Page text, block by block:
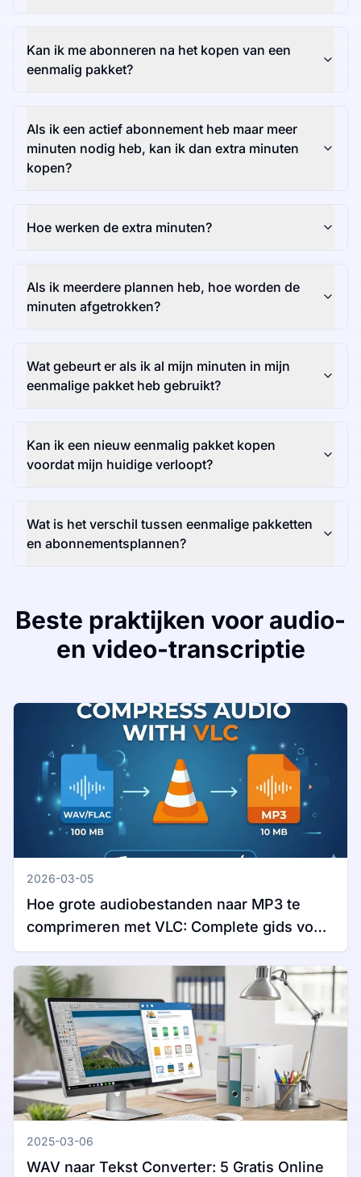
Kan ik me abonneren na het kopen van een
eenmalig pakket?
Als ik een actief abonnement heb maar meer
minuten nodig heb, kan ik dan extra minuten
kopen?
Hoe werken de extra minuten?
Als ik meerdere plannen heb, hoe worden de
minuten afgetrokken?
Wat gebeurt er als ik al mijn minuten in mijn
eenmalige pakket heb gebruikt?
Kan ik een nieuw eenmalig pakket kopen
voordat mijn huidige verloopt?
Wat is het verschil tussen eenmalige pakketten
en abonnementsplannen?
Beste praktijken voor audio-
en video-transcriptie
2026-03-05
Hoe grote audiobestanden naar MP3 te
comprimeren met VLC: Complete gids voor
Windows en Mac
2025-03-06
WAV naar Tekst Converter: 5 Gratis Online